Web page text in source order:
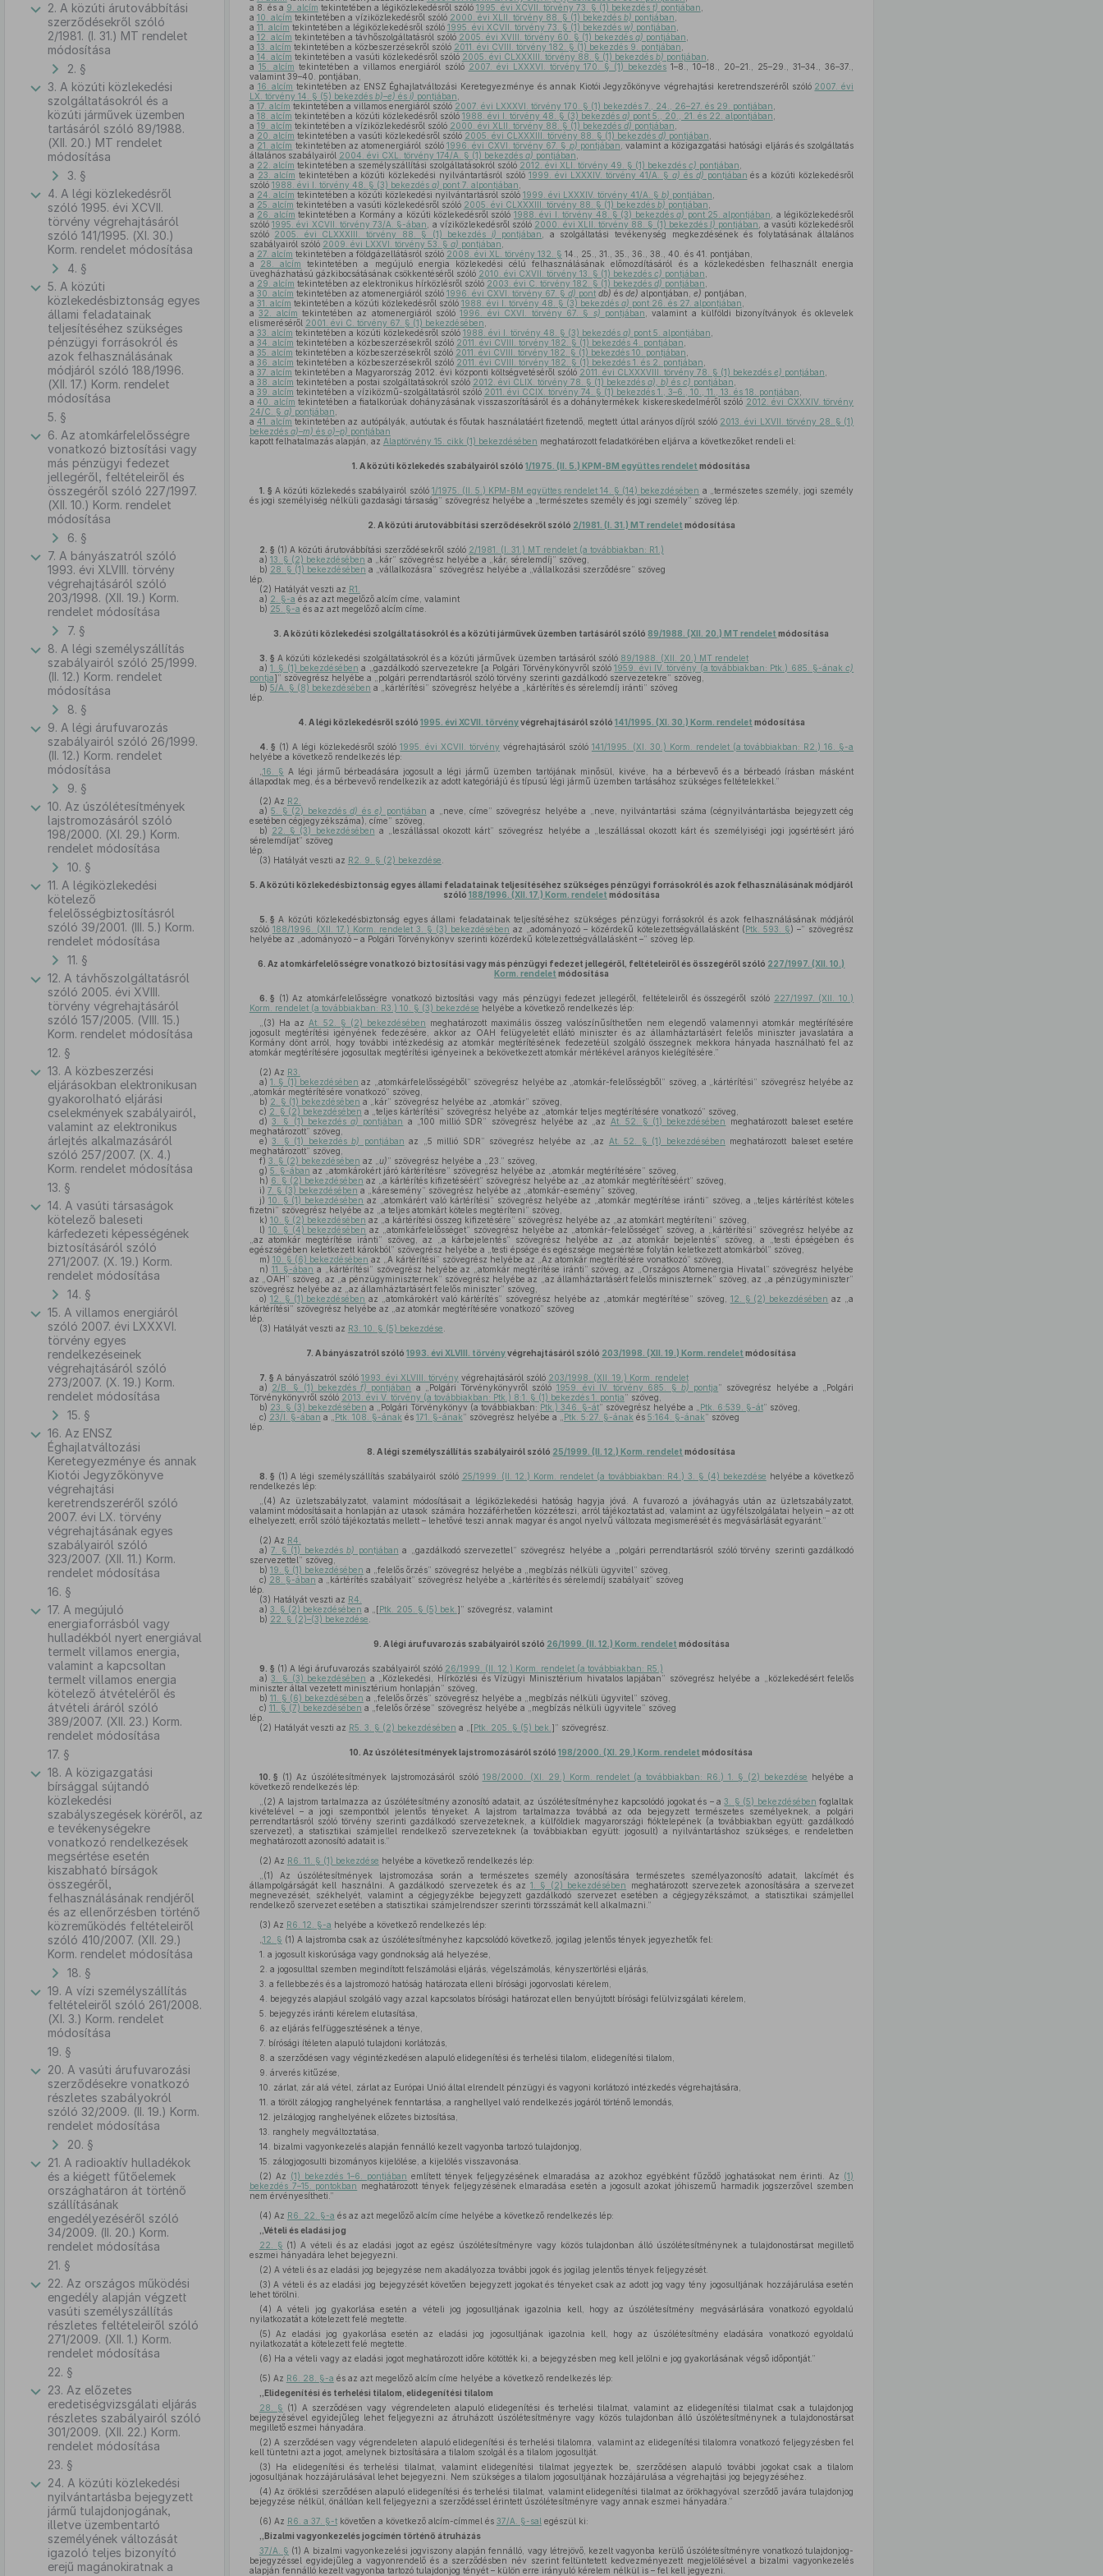
2. A közúti árutovábbítási
szerződésekről szóló
2/1981. (I. 31.) MT rendelet
módosítása
2. §
3. A közúti közlekedési
szolgáltatásokról és a
közúti járművek üzemben
tartásáról szóló 89/1988.
(XII. 20.) MT rendelet
módosítása
3. §
4. A légi közlekedésről
szóló 1995. évi XCVII.
törvény végrehajtásáról
szóló 141/1995. (XI. 30.)
Korm. rendelet módosítása
4. §
5. A közúti
közlekedésbiztonság egyes
állami feladatainak
teljesítéséhez szükséges
pénzügyi forrásokról és
azok felhasználásának
módjáról szóló 188/1996.
(XII. 17.) Korm. rendelet
módosítása
5. §
6. Az atomkárfelelősségre
vonatkozó biztosítási vagy
más pénzügyi fedezet
jellegéről, feltételeiről és
összegéről szóló 227/1997.
(XII. 10.) Korm. rendelet
módosítása
6. §
7. A bányászatról szóló
1993. évi XLVIII. törvény
végrehajtásáról szóló
203/1998. (XII. 19.) Korm.
rendelet módosítása
7. §
8. A légi személyszállítás
szabályairól szóló 25/1999.
(II. 12.) Korm. rendelet
módosítása
8. §
9. A légi árufuvarozás
szabályairól szóló 26/1999.
(II. 12.) Korm. rendelet
módosítása
9. §
10. Az úszólétesítmények
lajstromozásáról szóló
198/2000. (XI. 29.) Korm.
rendelet módosítása
10. §
11. A légiközlekedési
kötelező
felelősségbiztosításról
szóló 39/2001. (III. 5.) Korm.
rendelet módosítása
11. §
12. A távhőszolgáltatásról
szóló 2005. évi XVIII.
törvény végrehajtásáról
szóló 157/2005. (VIII. 15.)
Korm. rendelet módosítása
12. §
13. A közbeszerzési
eljárásokban elektronikusan
gyakorolható eljárási
cselekmények szabályairól,
valamint az elektronikus
árlejtés alkalmazásáról
szóló 257/2007. (X. 4.)
Korm. rendelet módosítása
13. §
14. A vasúti társaságok
kötelező baleseti
kárfedezeti képességének
biztosításáról szóló
271/2007. (X. 19.) Korm.
rendelet módosítása
14. §
15. A villamos energiáról
szóló 2007. évi LXXXVI.
törvény egyes
rendelkezéseinek
végrehajtásáról szóló
273/2007. (X. 19.) Korm.
rendelet módosítása
15. §
16. Az ENSZ
Éghajlatváltozási
Keretegyezménye és annak
Kiotói Jegyzőkönyve
végrehajtási
keretrendszeréről szóló
2007. évi LX. törvény
végrehajtásának egyes
szabályairól szóló
323/2007. (XII. 11.) Korm.
rendelet módosítása
16. §
17. A megújuló
energiaforrásból vagy
hulladékból nyert energiával
termelt villamos energia,
valamint a kapcsoltan
termelt villamos energia
kötelező átvételéről és
átvételi áráról szóló
389/2007. (XII. 23.) Korm.
rendelet módosítása
17. §
18. A közigazgatási
bírsággal sújtandó
közlekedési
szabályszegések köréről, az
e tevékenységekre
vonatkozó rendelkezések
megsértése esetén
kiszabható bírságok
összegéről,
felhasználásának rendjéről
és az ellenőrzésben történő
közreműködés feltételeiről
szóló 410/2007. (XII. 29.)
Korm. rendelet módosítása
18. §
19. A vízi személyszállítás
feltételeiről szóló 261/2008.
(XI. 3.) Korm. rendelet
módosítása
19. §
20. A vasúti árufuvarozási
szerződésekre vonatkozó
részletes szabályokról
szóló 32/2009. (II. 19.) Korm.
rendelet módosítása
20. §
21. A radioaktív hulladékok
és a kiégett fűtőelemek
országhatáron át történő
szállításának
engedélyezéséről szóló
34/2009. (II. 20.) Korm.
rendelet módosítása
21. §
22. Az országos működési
engedély alapján végzett
vasúti személyszállítás
részletes feltételeiről szóló
271/2009. (XII. 1.) Korm.
rendelet módosítása
22. §
23. Az előzetes
eredetiségvizsgálati eljárás
részletes szabályairól szóló
301/2009. (XII. 22.) Korm.
rendelet módosítása
23. §
24. A közúti közlekedési
nyilvántartásba bejegyzett
jármű tulajdonjogának,
illetve üzembentartó
személyének változását
igazoló teljes bizonyító
erejű magánokiratnak a
a 8. és a 9. alcím tekintetében a légiközlekedésről szóló 1995. évi XCVII. törvény 73. § (1) bekezdés t) pontjában
a 10. alcím tekintetében a víziközlekedésről szóló 2000. évi XLII. törvény 88. § (1) bekezdés b) pontjában
a 11. alcím tekintetében a légiközlekedésről szóló 1995. évi XCVII. törvény 73. § (1) bekezdés w) pontjában
a 12. alcím tekintetében a távhőszolgáltatásról szóló 2005. évi XVIII. törvény 60. § (1) bekezdés g) pontjában
a 13. alcím tekintetében a közbeszerzésekről szóló 2011. évi CVIII. törvény 182. § (1) bekezdés 9. pontjában
a 14. alcím tekintetében a vasúti közlekedésről szóló 2005. évi CLXXXIII. törvény 88. § (1) bekezdés b) pontjában
a 15. alcím tekintetében a villamos energiáról szóló 2007. évi LXXXVI. törvény 170. § (1) bekezdés 1–8., 10–18., 20–21., 25–29., 31–34., 36–37.,
valamint 39–40. pontjában,
a 16. alcím tekintetében az ENSZ Éghajlatváltozási Keretegyezménye és annak Kiotói Jegyzőkönyve végrehajtási keretrendszeréről szóló 2007. évi
LX. törvény 14. § (5) bekezdés b)–e) és i) pontjában
a 17. alcím tekintetében a villamos energiáról szóló 2007. évi LXXXVI. törvény 170. § (1) bekezdés 7., 24., 26–27. és 29. pontjában
a 18. alcím tekintetében a közúti közlekedésről szóló 1988. évi I. törvény 48. § (3) bekezdés a) pont 5., 20., 21. és 22. alpontjában
a 19. alcím tekintetében a víziközlekedésről szóló 2000. évi XLII. törvény 88. § (1) bekezdés d) pontjában
a 20. alcím tekintetében a vasúti közlekedésről szóló 2005. évi CLXXXIII. törvény 88. § (1) bekezdés d) pontjában
a 21. alcím tekintetében az atomenergiáról szóló 1996. évi CXVI. törvény 67. § p) pontjában , valamint a közigazgatási hatósági eljárás és szolgáltatás
általános szabályairól 2004. évi CXL. törvény 174/A. § (1) bekezdés a) pontjában
a 22. alcím tekintetében a személyszállítási szolgáltatásokról szóló 2012. évi XLI. törvény 49. § (1) bekezdés c) pontjában
a 23. alcím tekintetében a közúti közlekedési nyilvántartásról szóló1999. évi LXXXIV. törvény 41/A. § a) és d) pontjában és a közúti közlekedésről
szóló 1988. évi I. törvény 48. § (3) bekezdés a) pont 7. alpontjában
a 24. alcím tekintetében a közúti közlekedési nyilvántartásról szóló 1999. évi LXXXIV. törvény 41/A. § b) pontjában
a 25. alcím tekintetében a vasúti közlekedésről szóló 2005. évi CLXXXIII. törvény 88. § (1) bekezdés b) pontjában
a 26. alcím tekintetében a Kormány a közúti közlekedésről szóló 1988. évi I. törvény 48. § (3) bekezdésa) pont 25. alpontjában
, a légiközlekedésről
szóló1995. évi XCVII. törvény 73/A. §-ában , a víziközlekedésről szóló 2000. évi XLII. törvény 88. § (1) bekezdésl) pontjában
, a vasúti közlekedésről
szóló 2005. évi CLXXXIII. törvény 88. § (1) bekezdés i) pontjában
, a szolgáltatási tevékenység megkezdésének és folytatásának általános
szabályairól szóló 2009. évi LXXVI. törvény 53. § a) pontjában
a 27. alcím tekintetében a földgázellátásról szóló 2008. évi XL. törvény 132. § 14., 25., 31., 35., 36., 38., 40. és 41. pontjában,
a 28. alcím tekintetében a megújuló energia közlekedési célú felhasználásának előmozdításáról és a közlekedésben felhasznált energia
üvegházhatású gázkibocsátásának csökkentéséről szóló 2010. évi CXVII. törvény 13. § (1) bekezdés c) pontjában
a 29. alcím tekintetében az elektronikus hírközlésről szóló 2003. évi C. törvény 182. § (1) bekezdés d) pontjában
a 30. alcím tekintetében az atomenergiáról szóló 1996. évi CXVI. törvény 67. § d) pont db) és de) alpontjában, e) pontjában,
a 31. alcím tekintetében a közúti közlekedésről szóló 1988. évi I. törvény 48. § (3) bekezdés a) pont 26. és 27. alpontjában
a32. alcím tekintetében az atomenergiáról szóló1996. évi CXVI. törvény 67. § s) pontjában , valamint a külföldi bizonyítványok és oklevelek
elismeréséről 2001. évi C. törvény 67. § (1) bekezdésében
a 33. alcím tekintetében a közúti közlekedésről szóló 1988. évi I. törvény 48. § (3) bekezdés a) pont 5. alpontjában
a 34. alcím tekintetében a közbeszerzésekről szóló 2011. évi CVIII. törvény 182. § (1) bekezdés 4. pontjában
a 35. alcím tekintetében a közbeszerzésekről szóló 2011. évi CVIII. törvény 182. § (1) bekezdés 10. pontjában
a 36. alcím tekintetében a közbeszerzésekről szóló 2011. évi CVIII. törvény 182. § (1) bekezdés 1. és 2. pontjában
a 37. alcím tekintetében a Magyarország 2012. évi központi költségvetéséről szóló 2011. évi CLXXXVIII. törvény 78. § (1) bekezdés e) pontjában
a 38. alcím tekintetében a postai szolgáltatásokról szóló 2012. évi CLIX. törvény 78. § (1) bekezdés a), b) és c) pontjában
a 39. alcím tekintetében a víziközmű-szolgáltatásról szóló 2011. évi CCIX. törvény 74. § (1) bekezdés 1., 3–6., 10., 11., 13. és 18. pontjában
a40. alcím tekintetében a fiatalkorúak dohányzásának visszaszorításáról és a dohánytermékek kiskereskedelméről szóló 2012. évi CXXXIV. törvény
24/C. § a) pontjában
a 41. alcím tekintetében az autópályák, autóutak és főutak használatáért fizetendő, megtett úttal arányos díjról szóló 2013. évi LXVII. törvény 28. § (1)
bekezdés a)–m) és o)–p) pontjában
kapott felhatalmazás alapján, az Alaptörvény 15. cikk (1) bekezdésében meghatározott feladatkörében eljárva a következőket rendeli el:
1. A közúti közlekedés szabályairól szóló1/1975. (II. 5.) KPM-BM együttes rendelet módosítása
1. § A közúti közlekedés szabályairól szóló 1/1975. (II. 5.) KPM-BM együttes rendelet 14. § (14) bekezdésében a „természetes személy, jogi személy
és jogi személyiség nélküli gazdasági társaság” szövegrész helyébe a „természetes személy és jogi személy” szöveg lép.
2. A közúti árutovábbítási szerződésekről szóló 2/1981. (I. 31.) MT rendelet módosítása
2. § (1) A közúti árutovábbítási szerződésekről szóló 2/1981. (I. 31.) MT rendelet (a továbbiakban: R1.)
a) 13. § (2) bekezdésében a „kár” szövegrész helyébe a „kár, sérelemdíj” szöveg,
b) 28. § (1) bekezdésében a „vállalkozásra” szövegrész helyébe a „vállalkozási szerződésre” szöveg
lép.
(2) Hatályát veszti az R1.
a) 2. §-a és az azt megelőző alcím címe, valamint
b) 25. §-a és az azt megelőző alcím címe.
3. A közúti közlekedési szolgáltatásokról és a közúti járművek üzemben tartásáról szóló89/1988. (XII. 20.) MT rendelet módosítása
3. § A közúti közlekedési szolgáltatásokról és a közúti járművek üzemben tartásáról szóló 89/1988. (XII. 20.) MT rendelet
a) 1. § (1) bekezdésében a „gazdálkodó szervezetekre [a Polgári Törvénykönyvről szóló1959. évi IV. törvény (a továbbiakban: Ptk.) 685. §-ánakc)
pontja]” szövegrész helyébe a „polgári perrendtartásról szóló törvény szerinti gazdálkodó szervezetekre” szöveg,
b) 5/A. § (8) bekezdésében a „kártérítési” szövegrész helyébe a „kártérítés és sérelemdíj iránti” szöveg
lép.
4. A légi közlekedésről szóló 1995. évi XCVII. törvényvégrehajtásáról szóló 141/1995. (XI. 30.) Korm. rendelet módosítása
4. § (1) A légi közlekedésről szóló1995. évi XCVII. törvény végrehajtásáról szóló 141/1995. (XI. 30.) Korm. rendelet (a továbbiakban: R2.) 16. §-a
helyébe a következő rendelkezés lép:
16. § A légi jármű bérbeadására jogosult a légi jármű üzemben tartójának minősül, kivéve, ha a bérbevevő és a bérbeadó írásban másként
állapodtak meg, és a bérbevevő rendelkezik az adott kategóriájú és típusú légi jármű üzemben tartásához szükséges feltételekkel.”
(2) Az R2.
a) 5. § (2) bekezdésd) ése) pontjában a „neve, címe” szövegrész helyébe a „neve, nyilvántartási száma (cégnyilvántartásba bejegyzett cég
esetében cégjegyzékszáma), címe” szöveg,
b) 22. § (3) bekezdésében a „leszállással okozott kárt” szövegrész helyébe a „leszállással okozott kárt és személyiségi jogi jogsértésért járó
sérelemdíjat” szöveg
lép.
(3) Hatályát veszti az R2. 9. § (2) bekezdése
5. A közúti közlekedésbiztonság egyes állami feladatainak teljesítéséhez szükséges pénzügyi forrásokról és azok felhasználásának módjáról
szóló 188/1996. (XII. 17.) Korm. rendelet módosítása
5. § A közúti közlekedésbiztonság egyes állami feladatainak teljesítéséhez szükséges pénzügyi forrásokról és azok felhasználásának módjáról
szóló 188/1996. (XII. 17.) Korm. rendelet 3. § (3) bekezdésében az „adományozó – közérdekű kötelezettségvállalásként (Ptk. 593. §) –” szövegrész
helyébe az „adományozó – a Polgári Törvénykönyv szerinti közérdekű kötelezettségvállalásként –” szöveg lép.
6. Az atomkárfelelősségre vonatkozó biztosítási vagy más pénzügyi fedezet jellegéről, feltételeiről és összegéről szóló 227/1997. (XII. 10.)
Korm. rendelet módosítása
6. § (1) Az atomkárfelelősségre vonatkozó biztosítási vagy más pénzügyi fedezet jellegéről, feltételeiről és összegéről szóló 227/1997. (XII. 10.)
Korm. rendelet (a továbbiakban: R3.) 10. § (3) bekezdése helyébe a következő rendelkezés lép:
„(3) Ha az At. 52. § (2) bekezdésében meghatározott maximális összeg valószínűsíthetően nem elegendő valamennyi atomkár megtérítésére
jogosult megtérítési igényének fedezésére, akkor az OAH felügyeletét ellátó miniszter és az államháztartásért felelős miniszter javaslatára a
Kormány dönt arról, hogy további intézkedésig az atomkár megtérítésének fedezetéül szolgáló összegnek mekkora hányada használható fel az
atomkár megtérítésére jogosultak megtérítési igényeinek a bekövetkezett atomkár mértékével arányos kielégítésére.”
(2) Az R3.
a) 1. § (1) bekezdésében az „atomkárfelelősségéből” szövegrész helyébe az „atomkár-felelősségből” szöveg, a „kártérítési” szövegrész helyébe az
„atomkár megtérítésére vonatkozó” szöveg,
b) 2. § (1) bekezdésében a „kár” szövegrész helyébe az „atomkár” szöveg,
c) 2. § (2) bekezdésében a „teljes kártérítési” szövegrész helyébe az „atomkár teljes megtérítésére vonatkozó” szöveg,
d) 3. § (1) bekezdésa) pontjában a „100 millió SDR” szövegrész helyébe az „az At. 52. § (1) bekezdésében
meghatározott baleset esetére
meghatározott” szöveg,
e) 3. § (1) bekezdésb) pontjában az „5 millió SDR” szövegrész helyébe az „az At. 52. § (1) bekezdésében meghatározott baleset esetére
meghatározott” szöveg,
f) 3. § (2) bekezdésében az „ u)” szövegrész helyébe a „23.” szöveg,
g) 5. §-ában az „atomkárokért járó kártérítésre” szövegrész helyébe az „atomkár megtérítésére” szöveg,
h) 6. § (2) bekezdésében az „a kártérítés kifizetéséért” szövegrész helyébe az „az atomkár megtérítéséért” szöveg,
i) 7. § (3) bekezdésében a „káresemény” szövegrész helyébe az „atomkár-esemény” szöveg,
j) 10. § (1) bekezdésében az „atomkárért való kártérítési” szövegrész helyébe az „atomkár megtérítése iránti” szöveg, a „teljes kártérítést köteles
fizetni” szövegrész helyébe az „a teljes atomkárt köteles megtéríteni” szöveg,
k) 10. § (2) bekezdésében az „a kártérítési összeg kifizetésére” szövegrész helyébe az „az atomkárt megtéríteni” szöveg,
l) 10. § (4) bekezdésében az „atomkárfelelősséget” szövegrész helyébe az „atomkár-felelősséget” szöveg, a „kártérítési” szövegrész helyébe az
„az atomkár megtérítése iránti” szöveg, az „a kárbejelentés” szövegrész helyébe az „az atomkár bejelentés” szöveg, a „testi épségében és
egészségében keletkezett károkból” szövegrész helyébe a „testi épsége és egészsége megsértése folytán keletkezett atomkárból” szöveg,
m) 10. § (6) bekezdésében az „A kártérítési” szövegrész helyébe az „Az atomkár megtérítésére vonatkozó” szöveg,
n) 11. §-ában a „kártérítési” szövegrész helyébe az „atomkár megtérítése iránti” szöveg, az „Országos Atomenergia Hivatal” szövegrész helyébe
az „OAH” szöveg, az „a pénzügyminiszternek” szövegrész helyébe az „az államháztartásért felelős miniszternek” szöveg, az „a pénzügyminiszter”
szövegrész helyébe az „az államháztartásért felelős miniszter” szöveg,
o) 12. § (1) bekezdésében az „atomkárokért való kártérítés” szövegrész helyébe az „atomkár megtérítése” szöveg, 12. § (2) bekezdésében az „a
kártérítési” szövegrész helyébe az „az atomkár megtérítésére vonatkozó” szöveg
lép.
(3) Hatályát veszti az R3. 10. § (5) bekezdése
7. A bányászatról szóló1993. évi XLVIII. törvényvégrehajtásáról szóló 203/1998. (XII. 19.) Korm. rendelet módosítása
7. § A bányászatról szóló 1993. évi XLVIII. törvény végrehajtásáról szóló 203/1998. (XII. 19.) Korm. rendelet
a) 2/B. § (1) bekezdésf) pontjában a „Polgári Törvénykönyvről szóló 1959. évi IV. törvény 685. § b) pontja” szövegrész helyébe a „Polgári
Törvénykönyvről szóló 2013. évi V. törvény (a továbbiakban: Ptk.) 8:1. § (1) bekezdés 1. pontja” szöveg,
b) 23. § (3) bekezdésében a „Polgári Törvénykönyv (a továbbiakban: Ptk.) 346. §-át” szövegrész helyébe a „ Ptk. 6:539. §-át” szöveg,
c) 23/I. §-ában a „ Ptk. 108. §-ának és 171. §-ának” szövegrész helyébe a „ Ptk. 5:27. §-ának és 5:164. §-ának” szöveg
lép.
8. A légi személyszállítás szabályairól szóló 25/1999. (II. 12.) Korm. rendelet módosítása
8. § (1) A légi személyszállítás szabályairól szóló 25/1999. (II. 12.) Korm. rendelet (a továbbiakban: R4.) 3. § (4) bekezdése helyébe a következő
rendelkezés lép:
„(4) Az üzletszabályzatot, valamint módosításait a légiközlekedési hatóság hagyja jóvá. A fuvarozó a jóváhagyás után az üzletszabályzatot,
valamint módosításait a honlapján az utasok számára hozzáférhetően közzéteszi, arról tájékoztatást ad, valamint az ügyfélszolgálatai helyein – az ott
elhelyezett, erről szóló tájékoztatás mellett – lehetővé teszi annak magyar és angol nyelvű változata megismerését és megvásárlását egyaránt.”
(2) Az R4.
a) 7. § (1) bekezdésb) pontjában a „gazdálkodó szervezettel” szövegrész helyébe a „polgári perrendtartásról szóló törvény szerinti gazdálkodó
szervezettel” szöveg,
b) 19. § (1) bekezdésében a „felelős őrzés” szövegrész helyébe a „megbízás nélküli ügyvitel” szöveg,
c) 28. §-ában a „kártérítés szabályait” szövegrész helyébe a „kártérítés és sérelemdíj szabályait” szöveg
lép.
(3) Hatályát veszti az R4.
a) 3. § (2) bekezdésében a „[Ptk. 205. § (5) bek. ]” szövegrész, valamint
b) 22. § (2)–(3) bekezdése
9. A légi árufuvarozás szabályairól szóló 26/1999. (II. 12.) Korm. rendelet módosítása
9. § (1) A légi árufuvarozás szabályairól szóló 26/1999. (II. 12.) Korm. rendelet (a továbbiakban: R5.)
a) 3. § (3) bekezdésében a „Közlekedési, Hírközlési és Vízügyi Minisztérium hivatalos lapjában” szövegrész helyébe a „közlekedésért felelős
miniszter által vezetett minisztérium honlapján” szöveg,
b) 11. § (6) bekezdésében a „felelős őrzés” szövegrész helyébe a „megbízás nélküli ügyvitel” szöveg,
c) 11. § (7) bekezdésében a „felelős őrzése” szövegrész helyébe a „megbízás nélküli ügyvitele” szöveg
lép.
(2) Hatályát veszti az R5. 3. § (2) bekezdésében a „[Ptk. 205. § (5) bek. ]” szövegrész.
10. Az úszólétesítmények lajstromozásáról szóló198/2000. (XI. 29.) Korm. rendelet módosítása
10. § (1) Az úszólétesítmények lajstromozásáról szóló 198/2000. (XI. 29.) Korm. rendelet (a továbbiakban: R6.) 1. § (2) bekezdése helyébe a
következő rendelkezés lép:
„(2) A lajstrom tartalmazza az úszólétesítmény azonosító adatait, az úszólétesítményhez kapcsolódó jogokat és – a3. § (5) bekezdésében foglaltak
kivételével – a jogi szempontból jelentős tényeket. A lajstrom tartalmazza továbbá az oda bejegyzett természetes személyeknek, a polgári
perrendtartásról szóló törvény szerinti gazdálkodó szervezeteknek, a külföldiek magyarországi fióktelepének (a továbbiakban együtt: gazdálkodó
szervezet), a statisztikai számjellel rendelkező szervezeteknek (a továbbiakban együtt: jogosult) a nyilvántartáshoz szükséges, e rendeletben
meghatározott azonosító adatait is.”
(2) Az R6. 11. § (1) bekezdése helyébe a következő rendelkezés lép:
„(1) Az úszólétesítmények lajstromozása során a természetes személy azonosítására természetes személyazonosító adatait, lakcímét és
állampolgárságát kell használni. A gazdálkodó szervezetek és az 1. § (2) bekezdésében
meghatározott szervezetek azonosítására a szervezet
megnevezését, székhelyét, valamint a cégjegyzékbe bejegyzett gazdálkodó szervezet esetében a cégjegyzékszámot, a statisztikai számjellel
rendelkező szervezet esetében a statisztikai számjelrendszer szerinti törzsszámát kell alkalmazni.”
(3) Az R6. 12. §-a helyébe a következő rendelkezés lép:
12. § (1) A lajstromba csak az úszólétesítményhez kapcsolódó következő, jogilag jelentős tények jegyezhetők fel:
1. a jogosult kiskorúsága vagy gondnokság alá helyezése,
2. a jogosulttal szemben megindított felszámolási eljárás, végelszámolás, kényszertörlési eljárás,
3. a fellebbezés és a lajstromozó hatóság határozata elleni bírósági jogorvoslati kérelem,
4. bejegyzés alapjául szolgáló vagy azzal kapcsolatos bírósági határozat ellen benyújtott bírósági felülvizsgálati kérelem,
5. bejegyzés iránti kérelem elutasítása,
6. az eljárás felfüggesztésének a ténye,
7. bírósági ítéleten alapuló tulajdoni korlátozás,
8. a szerződésen vagy végintézkedésen alapuló elidegenítési és terhelési tilalom, elidegenítési tilalom,
9. árverés kitűzése,
10. zárlat, zár alá vétel, zárlat az Európai Unió által elrendelt pénzügyi és vagyoni korlátozó intézkedés végrehajtására,
11. a törölt zálogjog ranghelyének fenntartása, a ranghellyel való rendelkezés jogáról történő lemondás,
12. jelzálogjog ranghelyének előzetes biztosítása,
13. ranghely megváltoztatása,
14. bizalmi vagyonkezelés alapján fennálló kezelt vagyonba tartozó tulajdonjog,
15. zálogjogosulti bizományos kijelölése, a kijelölés visszavonása.
(2) Az (1) bekezdés 1–6. pontjában említett tények feljegyzésének elmaradása az azokhoz egyébként fűződő joghatásokat nem érinti. Az (1)
bekezdés 7–15. pontokban meghatározott tények feljegyzésének elmaradása esetén a jogosult azokat jóhiszemű harmadik jogszerzővel szemben
nem érvényesítheti.”
(4) Az R6. 22. §-a és az azt megelőző alcím címe helyébe a következő rendelkezés lép:
„Vételi és eladási jog
22. § (1) A vételi és az eladási jogot az egész úszólétesítményre vagy közös tulajdonban álló úszólétesítménynek a tulajdonostársat megillető
eszmei hányadára lehet bejegyezni.
(2) A vételi és az eladási jog bejegyzése nem akadályozza további jogok és jogilag jelentős tények feljegyzését.
(3) A vételi és az eladási jog bejegyzését követően bejegyzett jogokat és tényeket csak az adott jog vagy tény jogosultjának hozzájárulása esetén
lehet törölni.
(4) A vételi jog gyakorlása esetén a vételi jog jogosultjának igazolnia kell, hogy az úszólétesítmény megvásárlására vonatkozó egyoldalú
nyilatkozatát a kötelezett felé megtette.
(5) Az eladási jog gyakorlása esetén az eladási jog jogosultjának igazolnia kell, hogy az úszólétesítmény eladására vonatkozó egyoldalú
nyilatkozatát a kötelezett felé megtette.
(6) Ha a vételi vagy az eladási jogot meghatározott időre kötötték ki, a bejegyzésben meg kell jelölni e jog gyakorlásának végső időpontját.”
(5) Az R6. 28. §-a és az azt megelőző alcím címe helyébe a következő rendelkezés lép:
„Elidegenítési és terhelési tilalom, elidegenítési tilalom
28. § (1) A szerződésen vagy végrendeleten alapuló elidegenítési és terhelési tilalmat, valamint az elidegenítési tilalmat csak a tulajdonjog
bejegyzésével egyidejűleg lehet feljegyezni az átruházott úszólétesítményre vagy közös tulajdonban álló úszólétesítménynek a tulajdonostársat
megillető eszmei hányadára.
(2) A szerződésen vagy végrendeleten alapuló elidegenítési és terhelési tilalomra, valamint az elidegenítési tilalomra vonatkozó feljegyzésben fel
kell tüntetni azt a jogot, amelynek biztosítására a tilalom szolgál és a tilalom jogosultját.
(3) Ha elidegenítési és terhelési tilalmat, valamint elidegenítési tilalmat jegyeztek be, szerződésen alapuló további jogokat csak a tilalom
jogosultjának hozzájárulásával lehet bejegyezni. Nem szükséges a tilalom jogosultjának hozzájárulása a végrehajtási jog bejegyzéséhez.
(4) Az öröklési szerződésen alapuló elidegenítési és terhelési tilalmat, valamint elidegenítési tilalmat az örökhagyóval szerződő javára tulajdonjog
bejegyzése nélkül, önállóan kell feljegyezni a szerződéssel érintett úszólétesítményre vagy annak eszmei hányadára.”
(6) Az R6. a 37. §-tkövetően a következő alcím-címmel és 37/A. §-sal egészül ki:
„Bizalmi vagyonkezelés jogcímén történő átruházás
37/A. § (1) A bizalmi vagyonkezelési jogviszony alapján fennálló, vagy létrejövő, kezelt vagyonba kerülő úszólétesítményre vonatkozó tulajdonjog-
bejegyzéssel egyidejűleg a vagyonrendelő és a szerződésben név szerint feltüntetett kedvezményezett megjelölésével a bizalmi vagyonkezelés
alapján fennálló kezelt vagyonba tartozó tulajdonjog tényét – külön erre irányuló kérelem nélkül is – fel kell jegyezni.